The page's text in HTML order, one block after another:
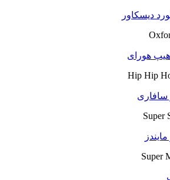
دیسکاور
هورای
Hip Hip
سافاری
Super
Super